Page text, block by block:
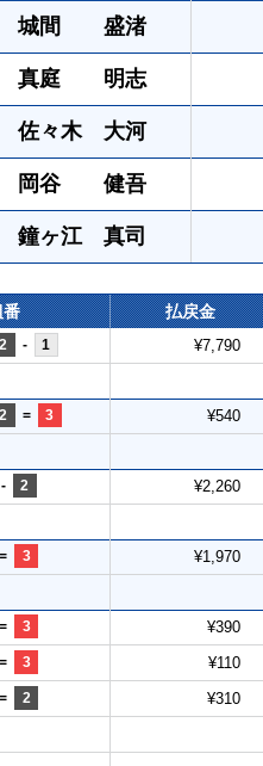
城間 盛渚
真庭 明志
佐々木 大河
岡谷 健吾
鐘ヶ江 真司
払戻金
2 - 1 ¥7,790
2 = 3 ¥540
- 2 ¥2,260
= 3 ¥1,970
= 3 ¥390
= 3 ¥110
= 2 ¥310